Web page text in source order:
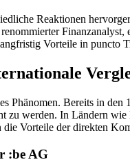
Reaktionen
Vorteile in puncto
Phänomen. Bereits in
zu werden. In Ländern
Vorteile der direkten
:be AG